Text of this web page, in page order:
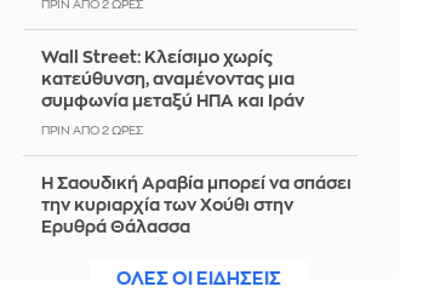
ΠΡΙΝ ΑΠΌ 2 ΏΡΕΣ
Wall Street: Κλείσιμο χωρίς
κατεύθυνση, αναμένοντας μια
συμφωνία μεταξύ ΗΠΑ και Ιράν
ΠΡΙΝ ΑΠΌ 2 ΏΡΕΣ
Η Σαουδική Αραβία μπορεί να σπάσει
την κυριαρχία των Χούθι στην
Ερυθρά Θάλασσα
ΟΛΕΣ ΟΙ ΕΙΔΗΣΕΙΣ